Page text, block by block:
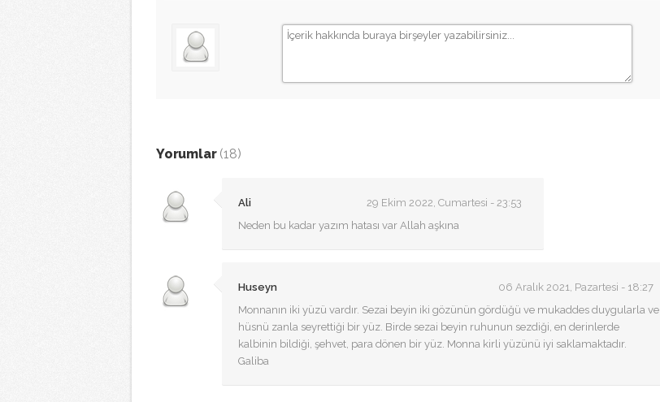
Yorumlar (18)
Ali
29 Ekim 2022, Cumartesi - 23:53
Neden bu kadar yazım hatası var Allah aşkına
Huseyn
06 Aralık 2021, Pazartesi - 18:27
Monnanın iki yüzü vardır. Sezai beyin iki gözünün gördüğü ve mukaddes duygularla ve
hüsnü zanla seyrettiği bir yüz. Birde sezai beyin ruhunun sezdiği, en derinlerde
kalbinin bildiği, şehvet, para dönen bir yüz. Monna kirli yüzünü iyi saklamaktadır.
Galiba